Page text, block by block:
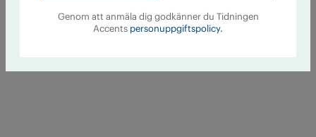
Genom att anmäla dig godkänner du Tidningen
Accents personuppgiftspolicy.